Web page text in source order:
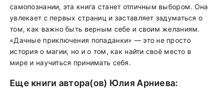
самопознании, эта книга станет отличным выбором. Она
увлекает с первых страниц и заставляет задуматься о
том, как важно быть верным себе и своим желаниям.
«Дачные приключения попаданки» — это не просто
история о магии, но и о том, как найти своё место в
мире и научиться принимать себя.
Еще книги автора(ов) Юлия Арниева: